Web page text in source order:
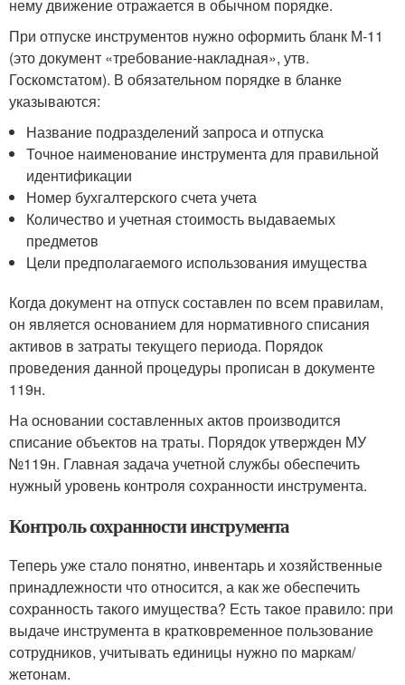
нему движение отражается в обычном порядке.
При отпуске инструментов нужно оформить бланк М-11
(это документ «требование-накладная», утв.
Госкомстатом). В обязательном порядке в бланке
указываются:
Название подразделений запроса и отпуска
Точное наименование инструмента для правильной
идентификации
Номер бухгалтерского счета учета
Количество и учетная стоимость выдаваемых
предметов
Цели предполагаемого использования имущества
Когда документ на отпуск составлен по всем правилам,
он является основанием для нормативного списания
активов в затраты текущего периода. Порядок
проведения данной процедуры прописан в документе
119н.
На основании составленных актов производится
списание объектов на траты. Порядок утвержден МУ
№119н. Главная задача учетной службы обеспечить
нужный уровень контроля сохранности инструмента.
Контроль сохранности инструмента
Теперь уже стало понятно, инвентарь и хозяйственные
принадлежности что относится, а как же обеспечить
сохранность такого имущества? Есть такое правило: при
выдаче инструмента в кратковременное пользование
сотрудников, учитывать единицы нужно по маркам/
жетонам.